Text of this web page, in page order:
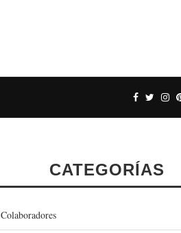
CATEGORÍAS
Colaboradores